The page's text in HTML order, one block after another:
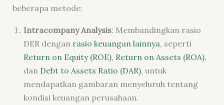
beberapa metode:
Intracompany Analysis: Membandingkan rasio
DER dengan rasio keuangan lainnya, seperti
Return on Equity (ROE), Return on Assets (ROA),
dan Debt to Assets Ratio (DAR), untuk
mendapatkan gambaran menyeluruh tentang
kondisi keuangan perusahaan.